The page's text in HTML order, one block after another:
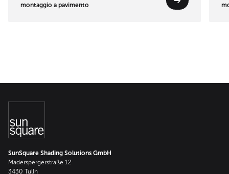
montaggio a pavimento
SunSquare Shading Solutions GmbH
Maderspergerstraße 12
3430 Tulln